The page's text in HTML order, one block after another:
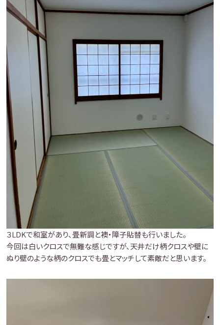
３LDKで和室があり、畳新調と襖・障子貼替も行いました。
今回は白いクロスで無難な感じですが、天井だけ柄クロスや壁に
ぬり壁のような柄のクロスでも畳とマッチして素敵だと思います。